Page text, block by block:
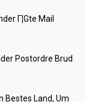
Г¦gte Mail
Postordre Brud
Bestes Land, Um